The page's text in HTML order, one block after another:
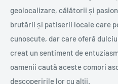
geolocalizare, călătorii și
brutării și patiserii locale care
cunoscute, dar care oferă
creat un sentiment de
oamenii caută aceste comori
descoperirile lor cu alții.